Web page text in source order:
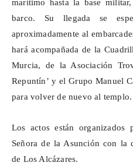
marítimo hasta la base
barco. Su llegada se
aproximadamente al
hará acompañada de la
Murcia, de la Asociación
Repuntín’ y el Grupo Manuel
para volver de nuevo al templo.
Los actos están organizados
Señora de la Asunción con la
de Los Alcázares.